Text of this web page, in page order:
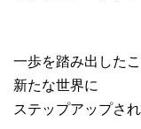
一歩を踏み出したこ
新たな世界に
ステップアップされ